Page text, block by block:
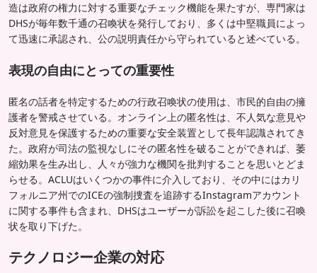
造は政府の権力に対する重要なチェック機能を果たすが、専門家は
DHSが毎年数千通の召喚状を発行しており、多くは中堅職員によっ
て迅速に承認され、公の説明責任から守られていると述べている。
表現の自由にとっての重要性
匿名の話者を特定するための行政召喚状の使用は、市民的自由の擁
護者を警戒させている。オンライン上の匿名性は、不人気な意見や
反対意見を保護するための重要な安全装置として長年認識されてき
た。政府が司法の監視なしにその匿名性を破ることができれば、萎
縮効果を生み出し、人々が強力な機関を批判することを思いとどま
らせる。ACLUはいくつかの事件に介入しており、その中にはカリ
フォルニア州でのICEの強制捜査を追跡するInstagramアカウント
に関する事件も含まれ、DHSはユーザーが訴訟を起こした後に召喚
状を取り下げた。
テクノロジー企業の対応